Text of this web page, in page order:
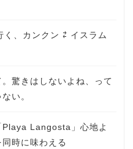
、カンクン ⇄ イスラム
驚きはしないよね、って
い。
Playa Langosta」心地よ
時に味わえる